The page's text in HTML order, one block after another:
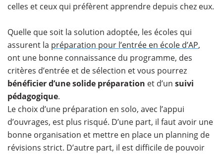
celles et ceux qui préfèrent apprendre depuis chez eux.
​Quelle que soit la solution adoptée, les écoles qui
assurent la préparation pour l’entrée en école d’AP,
ont une bonne connaissance du programme, des
critères d’entrée et de sélection et vous pourrez
bénéficier d’une solide préparation et d’un suivi
pédagogique.
Le choix d’une préparation en solo, avec l’appui
d’ouvrages, est plus risqué. D’une part, il faut avoir une
bonne organisation et mettre en place un planning de
révisions strict. D’autre part, il est difficile de pouvoir